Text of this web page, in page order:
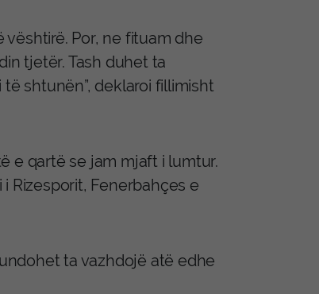
Por, ne fituam dhe
tjetër. Tash duhet ta
shtunën”, deklaroi fillimisht
e qartë se jam mjaft i lumtur.
Rizesporit, Fenerbahçes e
ta vazhdojë atë edhe